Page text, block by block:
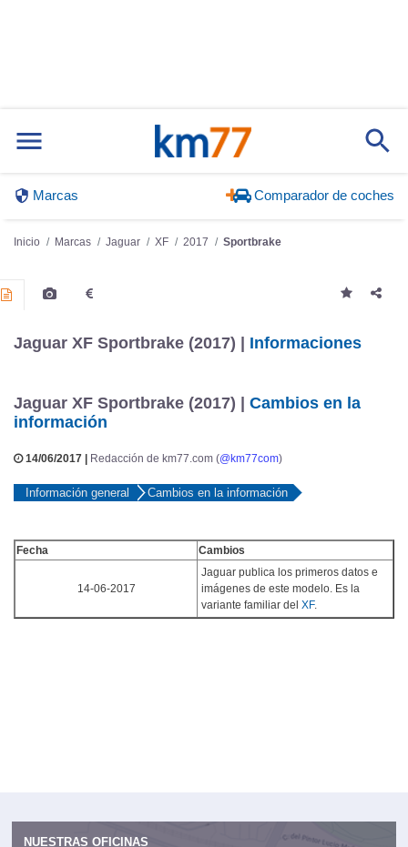
Marcas Comparador de coches
Inicio Marcas Jaguar XF 2017 Sportbrake
Jaguar XF Sportbrake (2017) | Informaciones
Jaguar XF Sportbrake (2017) | Cambios en la
información
14/06/2017 | Redacción de km77.com (@km77com)
Información general Cambios en la información
Fecha Cambios
14-06-2017
Jaguar publica los primeros datos e
imágenes de este modelo. Es la
variante familiar del XF.
NUESTRAS OFICINAS